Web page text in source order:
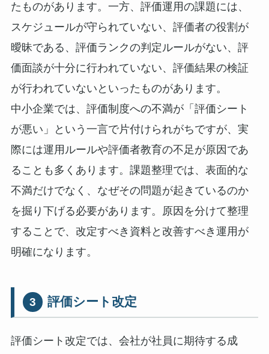
たものがあります。一方、評価運用の課題には、
スケジュールが守られていない、評価者の役割が
曖昧である、評価ランクの判定ルールがない、評
価面談が十分に行われていない、評価結果の検証
が行われていないといったものがあります。
中小企業では、評価制度への不満が「評価シート
が悪い」という一言で片付けられがちですが、実
際には運用ルールや評価者教育の不足が原因であ
ることも多くあります。課題整理では、表面的な
不満だけでなく、なぜその問題が起きているのか
を掘り下げる必要があります。原因を分けて整理
することで、改定すべき資料と改善すべき運用が
明確になります。
3 評価シート改定
評価シート改定では、会社が社員に期待する成